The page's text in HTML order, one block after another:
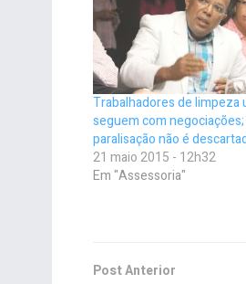
Trabalhadores de limpeza
seguem com negociações;
paralisação não é
21 maio 2015 - 12h32
Em "Assessoria"
Post Anterior